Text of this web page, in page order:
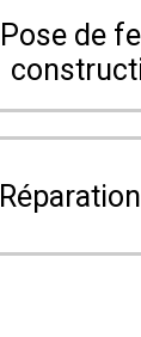
Pose de